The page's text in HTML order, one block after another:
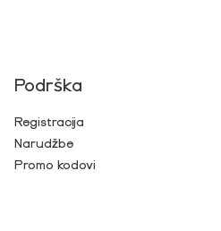
Podrška
Registracija
Narudžbe
Promo kodovi